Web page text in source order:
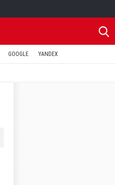
GOOGLE YANDEX